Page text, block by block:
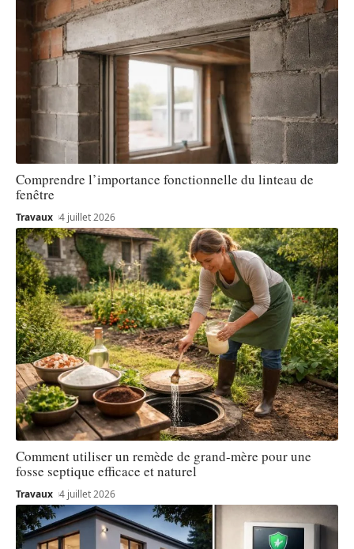
Comprendre l’importance fonctionnelle du linteau de
fenêtre
Travaux 4 juillet 2026
Comment utiliser un remède de grand-mère pour une
fosse septique efficace et naturel
Travaux 4 juillet 2026